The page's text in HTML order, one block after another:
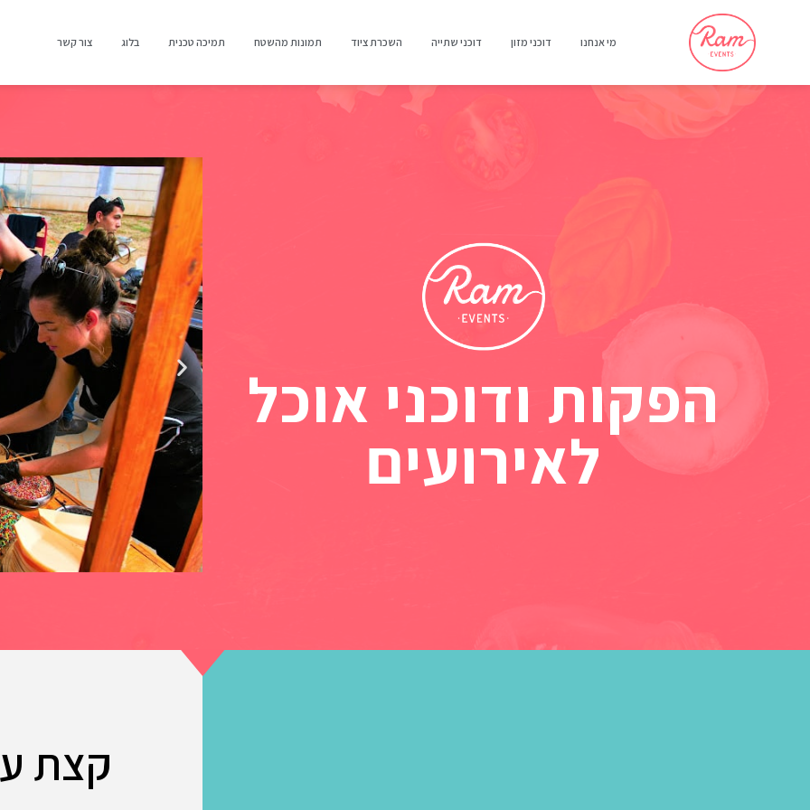
מי אנחנו דוכני מזון דוכני שתייה השכרת ציוד תמונות מהשטח תמיכה טכנית בלוג צור קשר
הפקות ודוכני אוכל
לאירועים
קצת